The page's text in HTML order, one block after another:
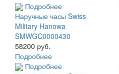
Подробнее
Наручные часы Swiss
Military Hanowa
SMWGC0000430
58200 руб.
Подробнее
Подробнее